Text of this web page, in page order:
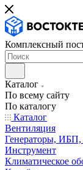
Комплексный
Каталог
По всему сайту
По каталогу
Каталог
Вентиляция
Генераторы,
Инструмент
Климатическое